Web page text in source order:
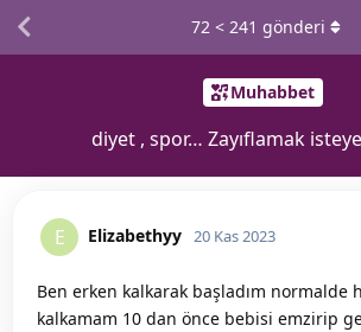
Muhabbet
diyet , spor… Zayıflamak
72 < 241 gönderi
E Elizabethyy 20 Kas 2023
Ben erken kalkarak başladım normalde
kalkamam 10 dan önce bebisi emzirip